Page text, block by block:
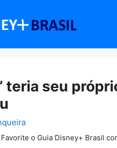
teria seu
o Guia Disney+ Brasil